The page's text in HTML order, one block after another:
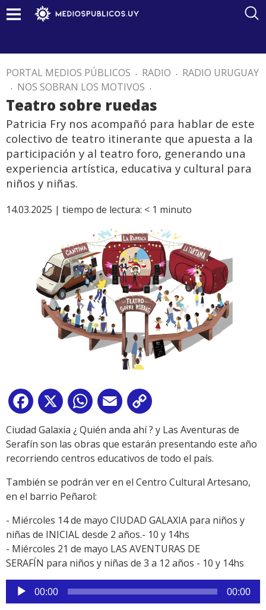
PORTAL MEDIOS PÚBLICOS . RADIO . RADIO URUGUAY
. NOS SOBRAN LOS MOTIVOS .
Teatro sobre ruedas
Patricia Fry nos acompañó para hablar de este
colectivo de teatro itinerante que apuesta a la
participación y al teatro foro, generando una
experiencia artística, educativa y cultural para
niños y niñas.
14.03.2025 | tiempo de lectura: < 1 minuto
Facebook
X WhatsApp
Email
Link
Ciudad Galaxia ¿ Quién anda ahí ? y Las Aventuras de
Serafín son las obras que estarán presentando este año
recorriendo centros educativos de todo el país.
También se podrán ver en el Centro Cultural Artesano,
en el barrio Peñarol:
- Miércoles 14 de mayo CIUDAD GALAXIA para niños y
niñas de INICIAL desde 2 años.- 10 y 14hs
- Miércoles 21 de mayo LAS AVENTURAS DE
SERAFÍN para niños y niñas de 3 a 12 años - 10 y 14hs
Reproductor
de
00:00 00:00